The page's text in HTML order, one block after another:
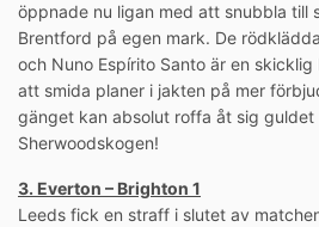
öppnade nu ligan med att snubbla till
Brentford på egen mark. De
och Nuno Espírito Santo är en
att smida planer i jakten på mer
gänget kan absolut roffa åt sig guldet
Sherwoodskogen!
3. Everton – Brighton 1
Leeds fick en straff i slutet av